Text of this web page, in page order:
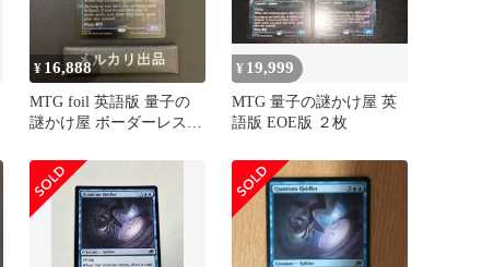
¥ 16,888
MTG foil 英語版 量子の
謎かけ屋 ボーダーレス版
¥ 19,999
MTG 量子の謎かけ屋 英
語版 EOE版 ２枚